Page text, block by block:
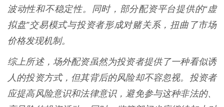
波动性和不稳定性。同时，部分配资平台提供的“虚
拟盘”交易模式与投资者形成对赌关系，扭曲了市场
价格发现机制。
综上所述，场外配资虽然为投资者提供了一种看似诱
人的投资方式，但其背后的风险却不容忽视。投资者
应提高风险意识和法律意识，避免参与这种非法的、